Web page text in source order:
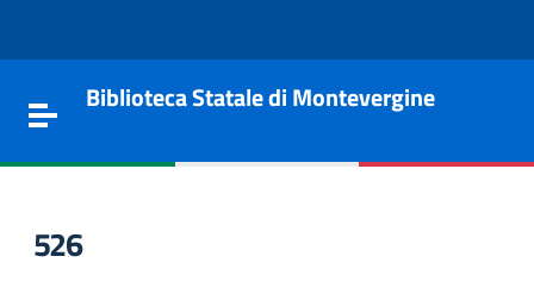
Toggle navigation
Biblioteca Statale di Montevergine
526